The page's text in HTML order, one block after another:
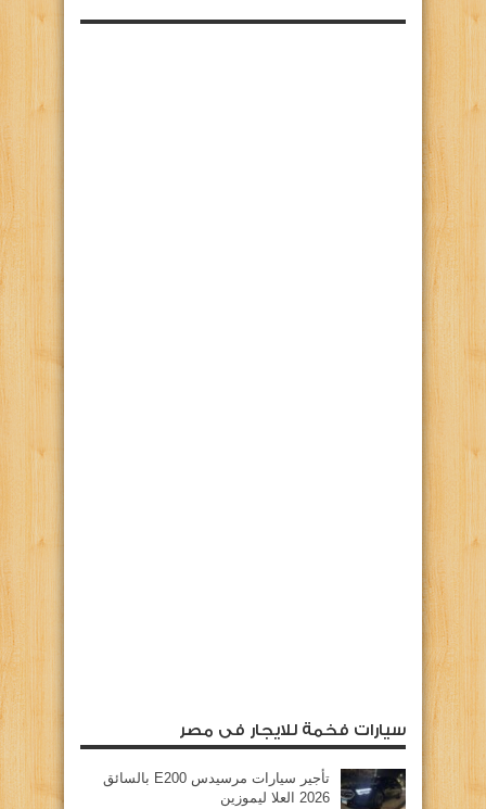
سيارات فخمة للايجار فى مصر
تأجير سيارات مرسيدس E200 بالسائق
2026 العلا ليموزين